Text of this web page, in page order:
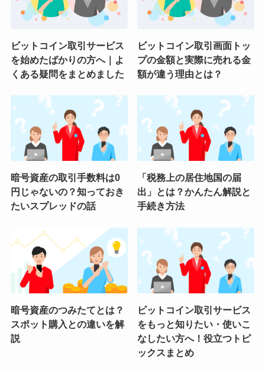
ビットコイン取引サービス
を始めたばかりの方へ｜よ
くある疑問をまとめました
ビットコイン取引画面トッ
プの金額と実際に売れる金
額が違う理由とは？
暗号資産の取引手数料は0
円じゃないの？知っておき
たいスプレッドの話
「税務上の居住地国の届
出」とは？かんたん解説と
手続き方法
暗号資産のつみたてとは？
スポット購入との違いを解
説
ビットコイン取引サービス
をもっと知りたい・使いこ
なしたい方へ！役立つトピ
ックスまとめ